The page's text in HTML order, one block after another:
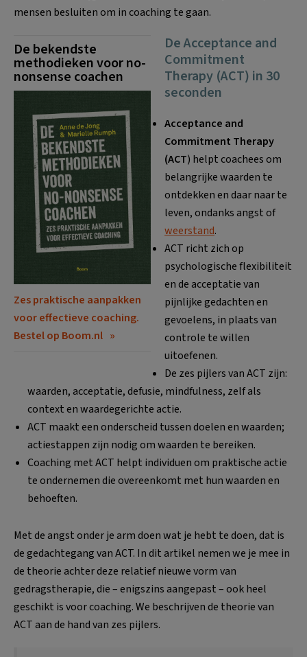
mensen besluiten om in coaching te gaan.
De bekendste
methodieken voor no-
nonsense coachen
Zes praktische aanpakken
voor effectieve coaching.
Bestel op Boom.nl
De Acceptance and
Commitment
Therapy (ACT) in 30
seconden
Acceptance and
Commitment Therapy
(ACT) helpt coachees om
belangrijke waarden te
ontdekken en daar naar te
leven, ondanks angst of
weerstand.
ACT richt zich op
psychologische flexibiliteit
en de acceptatie van
pijnlijke gedachten en
gevoelens, in plaats van
controle te willen
uitoefenen.
De zes pijlers van ACT zijn:
waarden, acceptatie, defusie, mindfulness, zelf als
context en waardegerichte actie.
ACT maakt een onderscheid tussen doelen en waarden;
actiestappen zijn nodig om waarden te bereiken.
Coaching met ACT helpt individuen om praktische actie
te ondernemen die overeenkomt met hun waarden en
behoeften.
Met de angst onder je arm doen wat je hebt te doen, dat is
de gedachtegang van ACT. In dit artikel nemen we je mee in
de theorie achter deze relatief nieuwe vorm van
gedragstherapie, die – enigszins aangepast – ook heel
geschikt is voor coaching. We beschrijven de theorie van
ACT aan de hand van zes pijlers.